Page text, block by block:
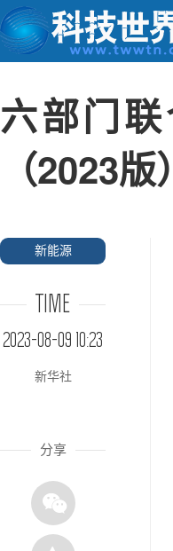
六部门
（2023版
新能源
TIME
2023-08-09 10:23
新华社
分享